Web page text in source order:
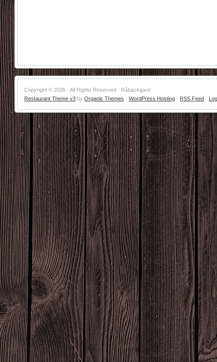
Copyright © 2026 · All Rights Reserved · Råbäckgard
Restaurant Theme v3 by Organic Themes · WordPress Hosting · RSS Feed ·